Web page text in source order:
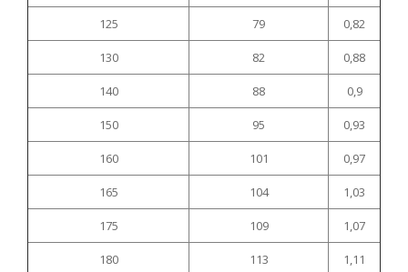
125 79 0,82
130 82 0,88
140 88 0,9
150 95 0,93
160 101 0,97
165 104 1,03
175 109 1,07
180 113 1,11